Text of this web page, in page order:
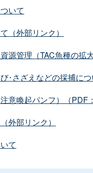
いて
（外部リンク）
源管理（TAC魚種の拡
･さざえなどの採捕につ
意喚起パンフ）（PDF
外部リンク）
て